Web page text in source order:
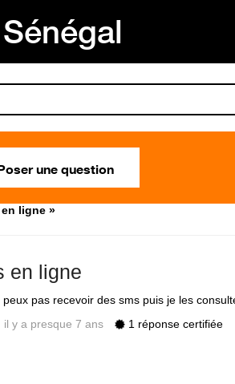
une question
ligne »
en ligne
pas recevoir des sms puis je les
il y a presque 7 ans 1 réponse certifiée